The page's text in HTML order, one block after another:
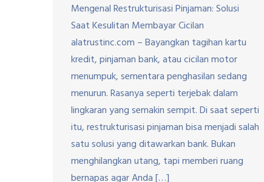
Mengenal Restrukturisasi Pinjaman: Solusi
Saat Kesulitan Membayar Cicilan
alatrustinc.com – Bayangkan tagihan kartu
kredit, pinjaman bank, atau cicilan motor
menumpuk, sementara penghasilan sedang
menurun. Rasanya seperti terjebak dalam
lingkaran yang semakin sempit. Di saat seperti
itu, restrukturisasi pinjaman bisa menjadi salah
satu solusi yang ditawarkan bank. Bukan
menghilangkan utang, tapi memberi ruang
bernapas agar Anda […]